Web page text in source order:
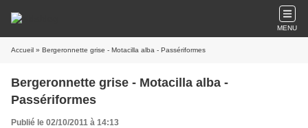
MENU
Accueil » Bergeronnette grise - Motacilla alba - Passériformes
Bergeronnette grise - Motacilla alba -
Passériformes
Publié le 02/10/2011 à 14:13